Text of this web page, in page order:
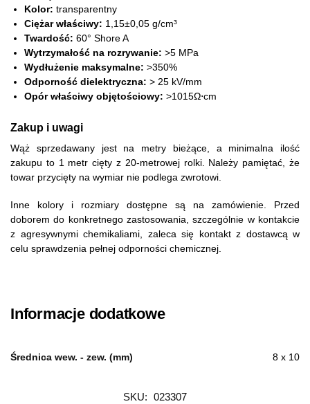
Kolor: transparentny
Ciężar właściwy: 1,15±0,05 g/cm³
Twardość: 60° Shore A
Wytrzymałość na rozrywanie: >5 MPa
Wydłużenie maksymalne: >350%
Odporność dielektryczna: > 25 kV/mm
Opór właściwy objętościowy: >1015Ω⋅cm
Zakup i uwagi
Wąż sprzedawany jest na metry bieżące, a minimalna ilość
zakupu to 1 metr cięty z 20-metrowej rolki. Należy pamiętać, że
towar przycięty na wymiar nie podlega zwrotowi.
Inne kolory i rozmiary dostępne są na zamówienie. Przed
doborem do konkretnego zastosowania, szczególnie w kontakcie
z agresywnymi chemikaliami, zaleca się kontakt z dostawcą w
celu sprawdzenia pełnej odporności chemicznej.
Informacje dodatkowe
Średnica wew. - zew. (mm) 8 x 10
SKU: 023307